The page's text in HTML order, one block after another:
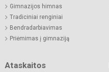
Gimnazijos himnas
Tradiciniai renginiai
Bendradarbiavimas
Priėmimas į gimnaziją
Ataskaitos